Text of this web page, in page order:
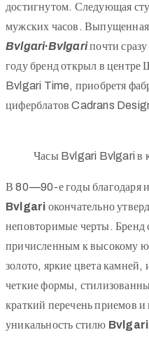
достигнутом. Следующая
мужских часов.
Bvlgari∙Bvlgariпочти
году бренд открыл в
Bvlgari Time, приобретя
циферблатов Cadrans
Часы Bvlgari Bvlgari в
В 80—90-е годы благодаря
Bvlgari окончательно
неповторимые черты. Бренд
причисленным к высокому
золото, яркие цвета камней,
четкие формы,
краткий перечень приемов
уникальность стилю Bvlgari